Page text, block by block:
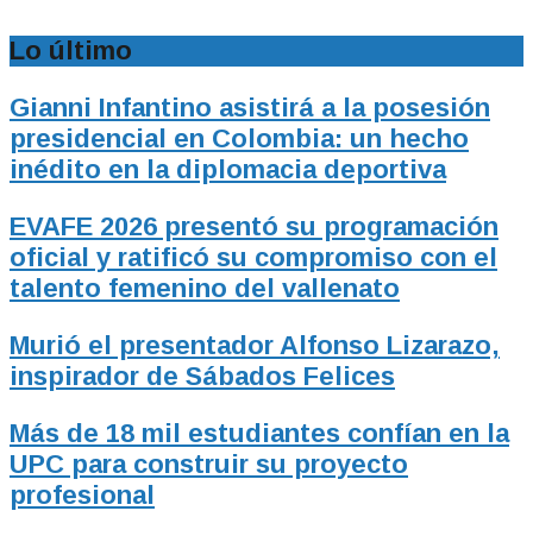
Lo último
Gianni Infantino asistirá a la posesión
presidencial en Colombia: un hecho
inédito en la diplomacia deportiva
EVAFE 2026 presentó su programación
oficial y ratificó su compromiso con el
talento femenino del vallenato
Murió el presentador Alfonso Lizarazo,
inspirador de Sábados Felices
Más de 18 mil estudiantes confían en la
UPC para construir su proyecto
profesional